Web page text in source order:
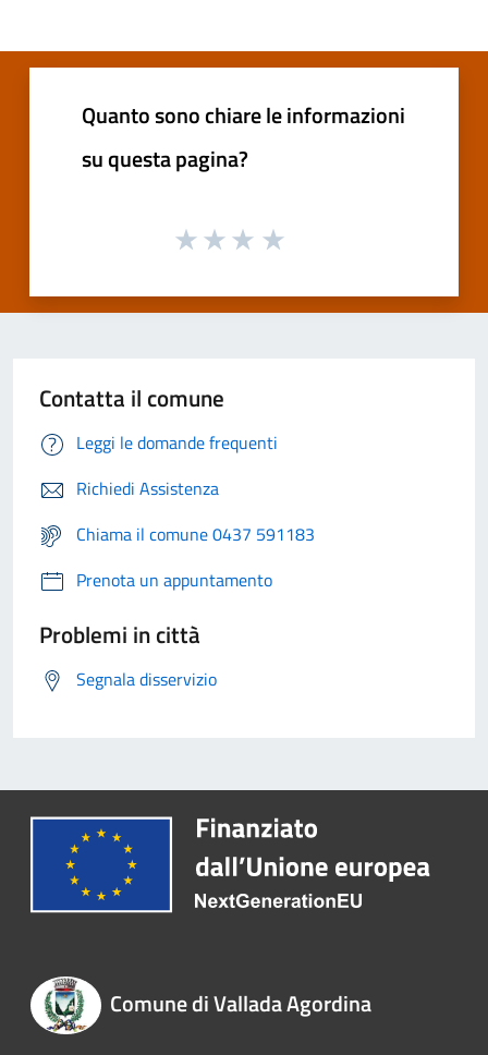
Quanto sono chiare le informazioni
su questa pagina?
Contatta il comune
Leggi le domande frequenti
Richiedi Assistenza
Chiama il comune 0437 591183
Prenota un appuntamento
Problemi in città
Segnala disservizio
Comune di Vallada Agordina